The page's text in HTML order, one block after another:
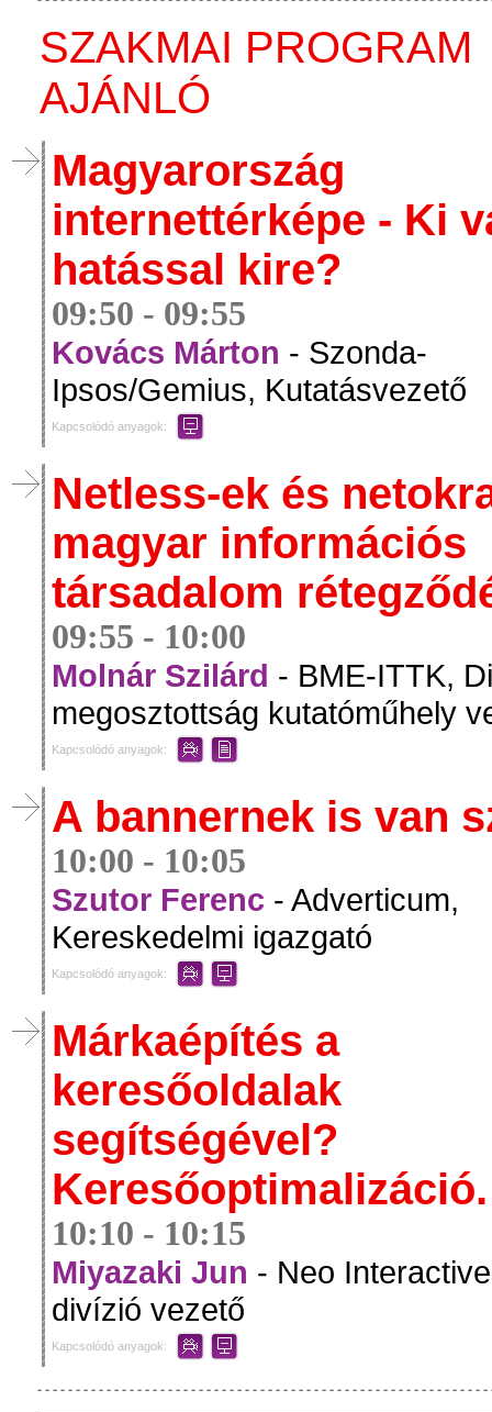
SZAKMAI PROGRAM
AJÁNLÓ
Magyarország
internettérképe - Ki
hatással kire?
09:50 - 09:55
Kovács Márton - Szonda-
Ipsos/Gemius, Kutatásvezető
Kapcsolódó anyagok:
Netless-ek és
magyar információs
társadalom
09:55 - 10:00
Molnár Szilárd - BME-ITTK,
megosztottság kutatóműhely
Kapcsolódó anyagok:
A bannernek is van
10:00 - 10:05
Szutor Ferenc - Adverticum,
Kereskedelmi igazgató
Kapcsolódó anyagok:
Márkaépítés a
keresőoldalak
segítségével?
Keresőoptimalizáció.
10:10 - 10:15
Miyazaki Jun - Neo
divízió vezető
Kapcsolódó anyagok: